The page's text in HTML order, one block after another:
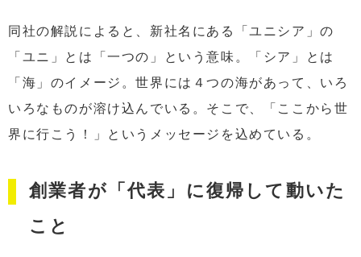
同社の解説によると、新社名にある「ユニシア」の
「ユニ」とは「一つの」という意味。「シア」とは
「海」のイメージ。世界には４つの海があって、いろ
いろなものが溶け込んでいる。そこで、「ここから世
界に行こう！」というメッセージを込めている。
創業者が「代表」に復帰して動いた
こと